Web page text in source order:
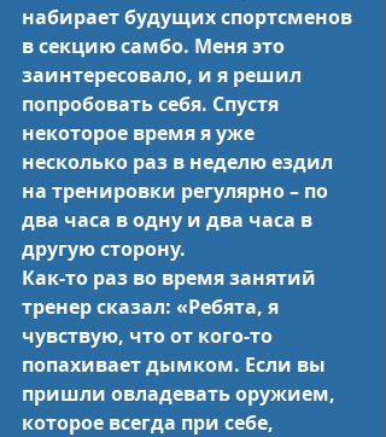
набирает будущих спортсменов
в секцию самбо. Меня это
заинтересовало, и я решил
попробовать себя. Спустя
некоторое время я уже
несколько раз в неделю ездил
на тренировки регулярно – по
два часа в одну и два часа в
другую сторону.
Как-то раз во время занятий
тренер сказал: «Ребята, я
чувствую, что от кого-то
попахивает дымком. Если вы
пришли овладевать оружием,
которое всегда при себе,